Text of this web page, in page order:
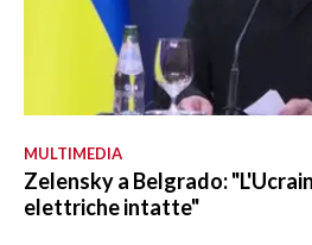
MULTIMEDIA
Zelensky a Belgrado:
elettriche intatte"